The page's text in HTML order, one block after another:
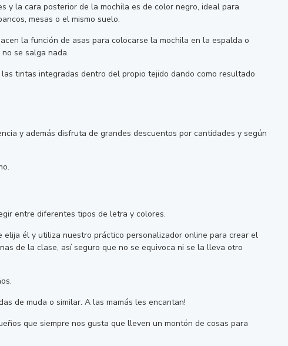
y la cara posterior de la mochila es de color negro, ideal para
mesas o el mismo suelo.
la función de asas para colocarse la mochila en la espalda o
se salga nada.
tintas integradas dentro del propio tejido dando como resultado
y además disfruta de grandes descuentos por cantidades y según
entre diferentes tipos de letra y colores.
elija él y utiliza nuestro práctico personalizador online para crear el
de la clase, así seguro que no se equivoca ni se la lleva otro
de muda o similar. A las mamás les encantan!
que siempre nos gusta que lleven un montón de cosas para